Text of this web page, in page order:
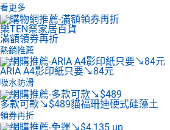
看更多
樂TEN祭家居百貨
滿額領券再折
熱銷推薦
ARIA A4影印紙只要↘84元
吸水防滑
多款可款↘$489貓福珊迪硬式硅藻土
領券再折